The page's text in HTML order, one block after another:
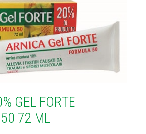
GEL FORTE
72 ML